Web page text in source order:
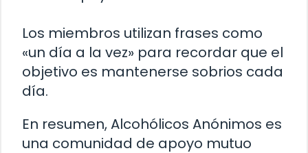
Los miembros utilizan frases como
«un día a la vez» para recordar que el
objetivo es mantenerse sobrios cada
día.
En resumen, Alcohólicos Anónimos es
una comunidad de apoyo mutuo